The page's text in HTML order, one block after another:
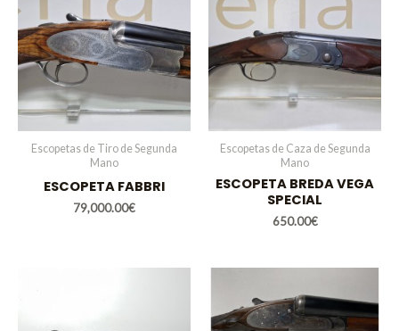
Escopetas de Tiro de Segunda
Mano
ESCOPETA FABBRI
79,000.00€
Escopetas de Caza de Segunda
Mano
ESCOPETA BREDA VEGA
SPECIAL
650.00€